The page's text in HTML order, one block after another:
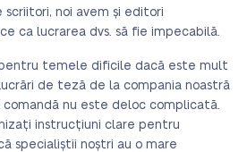
noi avem și editori
ca lucrarea dvs. să fie impecabilă.
temele dificile dacă este mult
de teză de la compania noastră
nu este deloc complicată.
instrucțiuni clare pentru
specialiștii noștri au o mare